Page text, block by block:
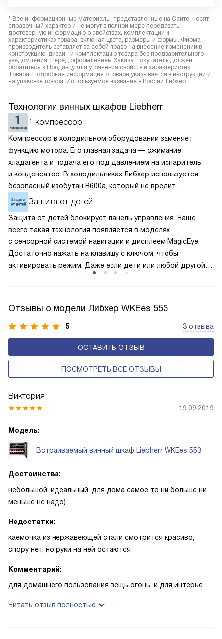
* Все информационные материалы, представленные на Сайте, носят
справочный характер и не могут в полной мере передавать
достоверную информацию о свойствах, комплектации и
характеристиках товара, включая цвета, размеры и формы. Фирма-
производитель оставляет за собой право на внесение изменений в
конструкцию, дизайн и комплектацию товара без предварительного
уведомления. Перед оформлением Заказа Покупатель должен
обратиться к Продавцу для уточнения свойств и характеристик
Товара. Подробная информация о товаре указывается в инструкции и
на упаковке товара. Используемое название в России Либхер
Технологии винных шкафов Liebherr
1 компрессор
Компрессор в холодильном оборудовании заменяет
функцию мотора. Его главная задача — сжимание
хладагента и подача его под давлением на испаритель
и конденсатор. В холодильниках Либхер используется
безопасный изобутан R600a, который не вредит
окружающей среде. Компрессор перегоняет его
по охладительному контуру по принципу насоса. Чем
лучше работает «мотор» прибора, тем качественнее
и быстрее происходит охлаждение, затрачивается
меньше электроэнергии.
Защита от детей
Защита от детей блокирует панель управления. Чаще
всего такая технология появляется в моделях
с сенсорной системой навигации и дисплеем MagicEye.
Достаточно нажать на клавишу с ключом, чтобы
активировать режим. Даже если дети или любой другой
размораживаться или работать с энергозатратными
опциями.
Отзывы о модели Либхер WKEes 553
5 3 отзыва
ОСТАВИТЬ ОТЗЫВ
ПОСМОТРЕТЬ ВСЕ ОТЗЫВЫ
Виктория
19.09.2019
Модель:
Встраиваемый винный шкаф Liebherr WKEes 553
Достоинства:
небольшой, идеальный, для дома самое то ни больше ни
меньше не надо)
Недостатки:
каемочка из нержавеющей стали смотрится красиво,
спору нет, но руки на ней остаются
Комментарий:
для домашнего пользования вещь огонь, и для интерьера
запасов у меня нет, а для небольшой коллекции в самый
Читать отзыв полностью